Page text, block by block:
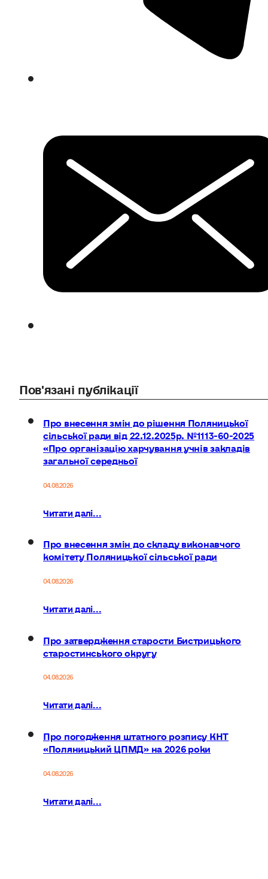
Пов'язані публікації
Про внесення змін до рішення Поляницької
сільської ради від 22.12.2025р. №1113-60-2025
«Про організацію харчування учнів закладів
загальної середньої
04.08.2026
Читати далі...
Про внесення змін до складу виконавчого
комітету Поляницької сільської ради
04.08.2026
Читати далі...
Про затвердження старости Бистрицького
старостинського округу
04.08.2026
Читати далі...
Про погодження штатного розпису КНТ
«Поляницький ЦПМД» на 2026 роки
04.08.2026
Читати далі...